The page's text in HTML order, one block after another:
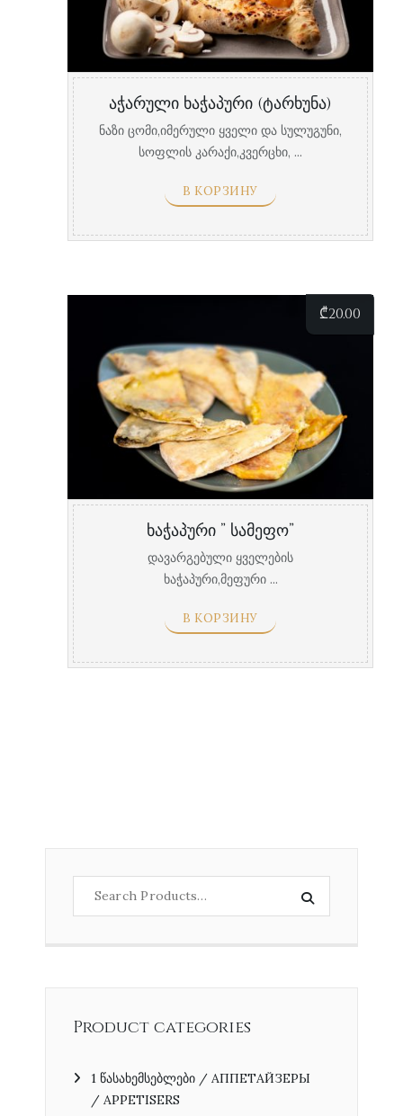
აჭარული ხაჭაპური (ტარხუნა)
ნაზი ცომი,იმერული ყველი და სულუგუნი,
სოფლის კარაქი,კვერცხი, ...
В КОРЗИНУ
₾20.00
ხაჭაპური ” სამეფო”
დავარგებული ყველების
ხაჭაპური,მეფური ...
В КОРЗИНУ
Product categories
1 წასახემსებლები / АППЕТАЙЗЕРЫ
/ APPETISERS